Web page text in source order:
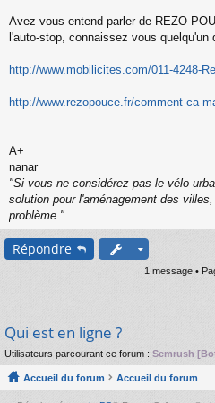
s
g
n
n
Avez vous entend parler de REZO
l'auto-stop, connaissez vous
http://www.mobilicites.com/011-4248-
http://www.rezopouce.fr/comment-ca-
A+
nanar
"Si vous ne considérez pas le vélo
solution pour l'aménagement des
problème."
Répondre
1 message •
Qui est en ligne ?
Utilisateurs parcourant ce forum : Semrush
Accueil du forum Accueil du forum